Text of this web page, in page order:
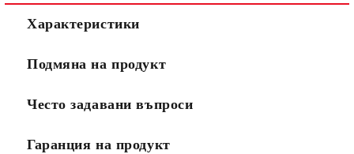
Характеристики
Подмяна на продукт
Често задавани въпроси
Гаранция на продукт